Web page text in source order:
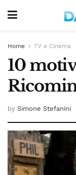
Home TV e Cinema
10
by Simone Stefanini